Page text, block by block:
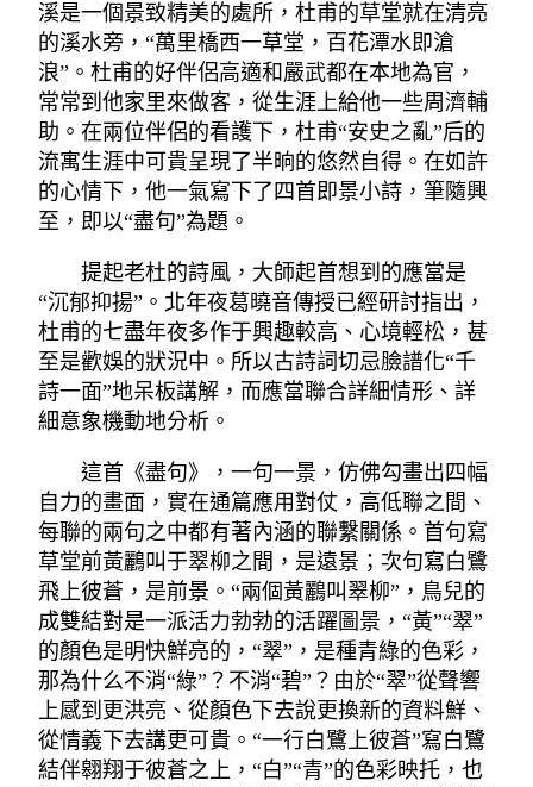
溪是一個景致精美的處所，杜甫的草堂就在清亮
的溪水旁，“萬里橋西一草堂，百花潭水即滄
浪”。杜甫的好伴侶高適和嚴武都在本地為官，
常常到他家里來做客，從生涯上給他一些周濟輔
助。在兩位伴侶的看護下，杜甫“安史之亂”后的
流寓生涯中可貴呈現了半晌的悠然自得。在如許
的心情下，他一氣寫下了四首即景小詩，筆隨興
至，即以“盡句”為題。
提起老杜的詩風，大師起首想到的應當是
“沉郁抑揚”。北年夜葛曉音傳授已經研討指出，
杜甫的七盡年夜多作于興趣較高、心境輕松，甚
至是歡娛的狀況中。所以古詩詞切忌臉譜化“千
詩一面”地呆板講解，而應當聯合詳細情形、詳
細意象機動地分析。
這首《盡句》，一句一景，仿佛勾畫出四幅
自力的畫面，實在通篇應用對仗，高低聯之間、
每聯的兩句之中都有著內涵的聯繫關係。首句寫
草堂前黃鸝叫于翠柳之間，是遠景；次句寫白鷺
飛上彼蒼，是前景。“兩個黃鸝叫翠柳”，鳥兒的
成雙結對是一派活力勃勃的活躍圖景，“黃”“翠”
的顏色是明快鮮亮的，“翠”，是種青綠的色彩，
那為什么不消“綠”？不消“碧”？由於“翠”從聲響
上感到更洪亮、從顏色下去說更換新的資料鮮、
從情義下去講更可貴。“一行白鷺上彼蒼”寫白鷺
結伴翱翔于彼蒼之上，“白”“青”的色彩映托，也